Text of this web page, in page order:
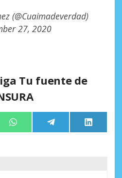
(@Cuaimadeverdad)
27, 2020
Tu fuente de
Compartir
en
WhatsApp Compartir
en
Telegram
en
LinkedIn